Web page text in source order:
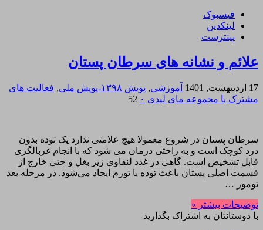
فیسبوک
لینکدین
پینترست
علائم و نشانه های سرطان پستان
17 اردیبهشت, 1401 آموزشی, پویش ۱۳۹۸-پویش ملی , فعالیت های
مشترک با مجموعه مای لیدی ۰ 52
سرطان پستان در شروع معمولا هیچ علامتی ندارد یک توده بدون
درد کوچک است و به راحتی درمان می شود که با انجام غربالگری
قابل تشخیص است. گاهی در غدد لنفاوی زیر بغل و حتی خارج از
قسمت اصلی پستان باعث توده یا تورم ایجاد می‌شود. در مرحله بعد
تومور …
توضیحات بیشتر »
با دوستانتان به اشتراک بگذارید